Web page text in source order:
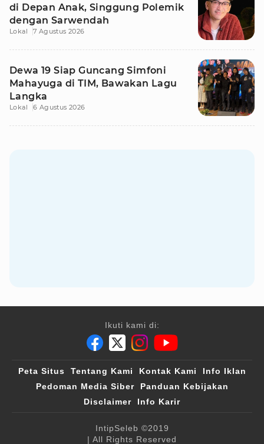
di Depan Anak, Singgung Polemik
dengan Sarwendah
Lokal 7 Agustus 2026
Dewa 19 Siap Guncang Simfoni
Mahayuga di TIM, Bawakan Lagu
Langka
Lokal 6 Agustus 2026
Ikuti kami di:
Peta Situs Tentang Kami Kontak Kami
Info Iklan
Pedoman Media Siber
Panduan Kebijakan
Disclaimer
Info Karir
IntipSeleb ©2019
| All Rights Reserved